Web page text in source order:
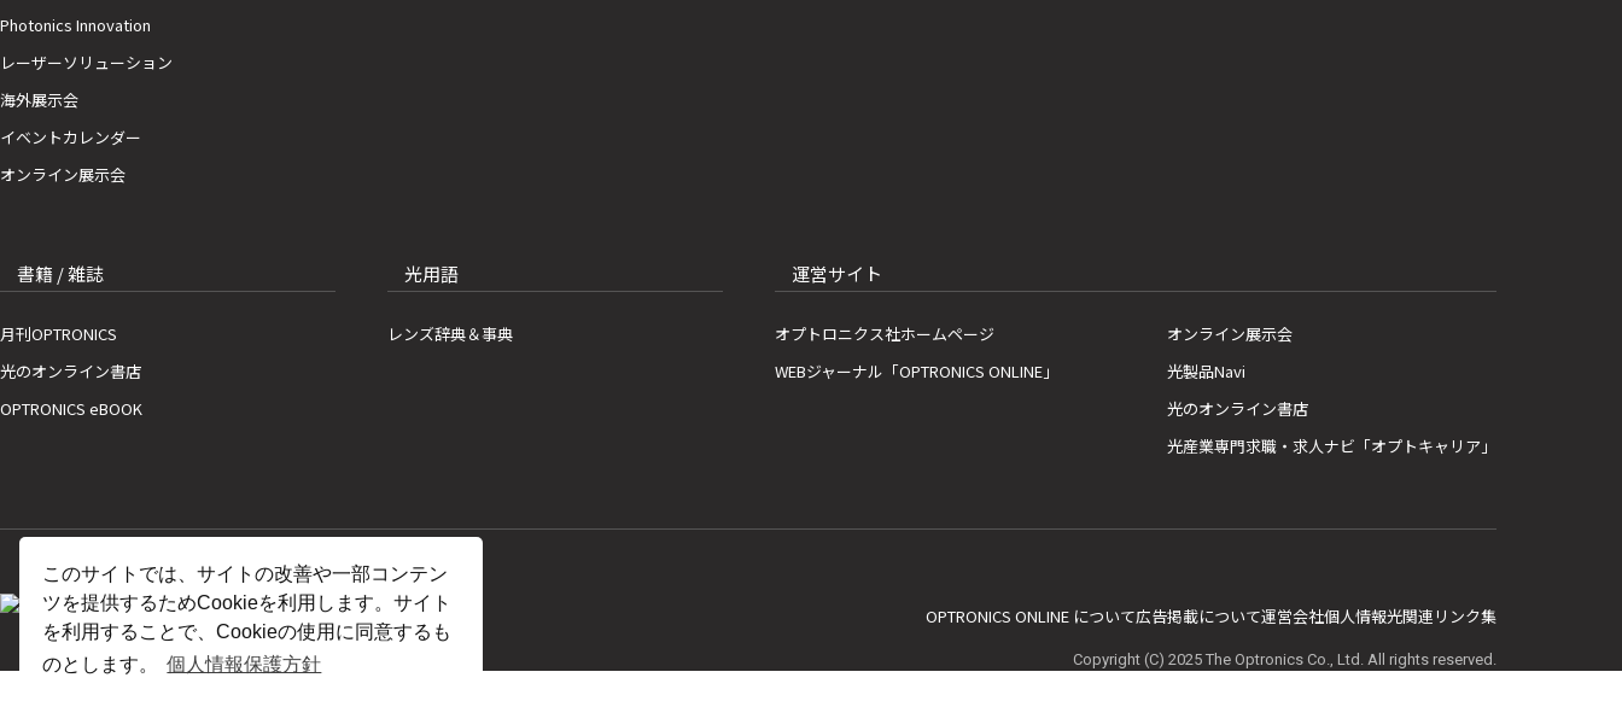
このサイトでは、サイトの改善や一部コンテン
ツを提供するためCookieを利用します。サイト
を利用することで、Cookieの使用に同意するも
のとします。
個人情報保護方針
Photonics Innovation
レーザーソリューション
海外展示会
イベントカレンダー
オンライン展示会
書籍 / 雑誌
月刊OPTRONICS
光のオンライン書店
OPTRONICS eBOOK
光用語
レンズ辞典＆事典
運営サイト
オプトロニクス社ホームページ
WEBジャーナル「OPTRONICS ONLINE」
オンライン展示会
光製品Navi
光のオンライン書店
光産業専門求職・求人ナビ「オプトキャリア」
OPTRONICS ONLINE について広告掲載について運営会社個人情報光関連リンク集
Copyright (C) 2025 The Optronics Co., Ltd. All rights reserved.